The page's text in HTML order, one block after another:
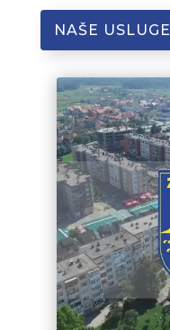
NAŠE USLUGE